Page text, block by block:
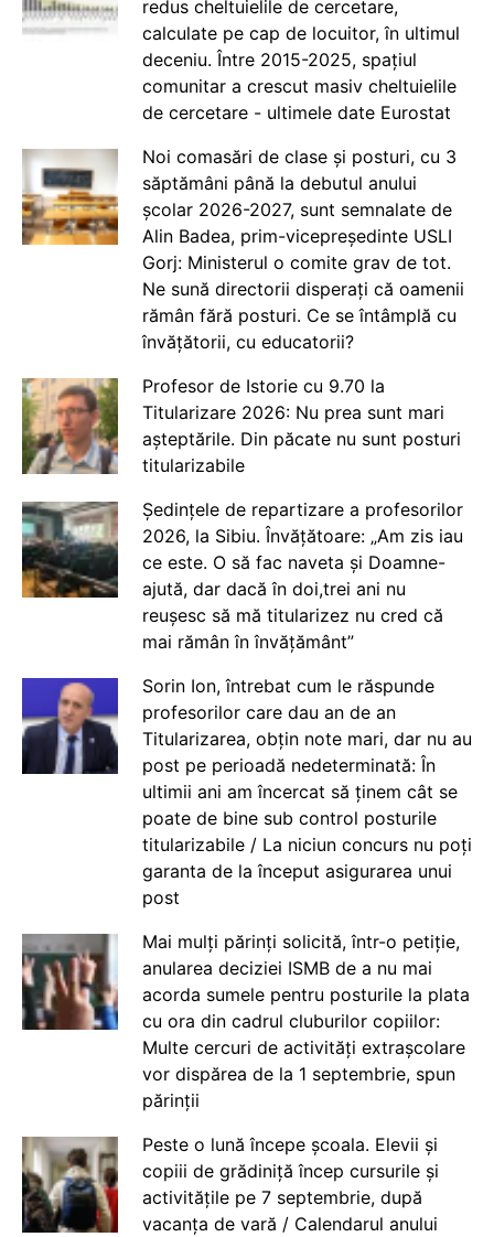
redus cheltuielile de cercetare,
calculate pe cap de locuitor, în ultimul
deceniu. Între 2015-2025, spațiul
comunitar a crescut masiv cheltuielile
de cercetare - ultimele date Eurostat
Noi comasări de clase și posturi, cu 3
săptămâni până la debutul anului
școlar 2026-2027, sunt semnalate de
Alin Badea, prim-vicepreședinte USLI
Gorj: Ministerul o comite grav de tot.
Ne sună directorii disperați că oamenii
rămân fără posturi. Ce se întâmplă cu
învățătorii, cu educatorii?
Profesor de Istorie cu 9.70 la
Titularizare 2026: Nu prea sunt mari
așteptările. Din păcate nu sunt posturi
titularizabile
Ședințele de repartizare a profesorilor
2026, la Sibiu. Învățătoare: „Am zis iau
ce este. O să fac naveta și Doamne-
ajută, dar dacă în doi,trei ani nu
reușesc să mă titularizez nu cred că
mai rămân în învățământ”
Sorin Ion, întrebat cum le răspunde
profesorilor care dau an de an
Titularizarea, obțin note mari, dar nu au
post pe perioadă nedeterminată: În
ultimii ani am încercat să ținem cât se
poate de bine sub control posturile
titularizabile / La niciun concurs nu poți
garanta de la început asigurarea unui
post
Mai mulți părinți solicită, într-o petiție,
anularea deciziei ISMB de a nu mai
acorda sumele pentru posturile la plata
cu ora din cadrul cluburilor copiilor:
Multe cercuri de activități extrașcolare
vor dispărea de la 1 septembrie, spun
părinții
Peste o lună începe școala. Elevii și
copiii de grădiniță încep cursurile și
activitățile pe 7 septembrie, după
vacanța de vară / Calendarul anului